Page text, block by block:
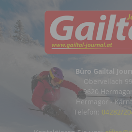
Büro Gailtal
Obervellach 99
9620 Hermagor
Hermagor -
Telefon: 04282/